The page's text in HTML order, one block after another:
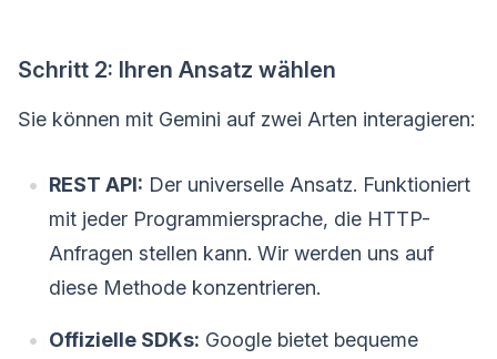
Schritt 2: Ihren Ansatz wählen
Sie können mit Gemini auf zwei Arten interagieren:
REST API: Der universelle Ansatz. Funktioniert
mit jeder Programmiersprache, die HTTP-
Anfragen stellen kann. Wir werden uns auf
diese Methode konzentrieren.
Offizielle SDKs: Google bietet bequeme